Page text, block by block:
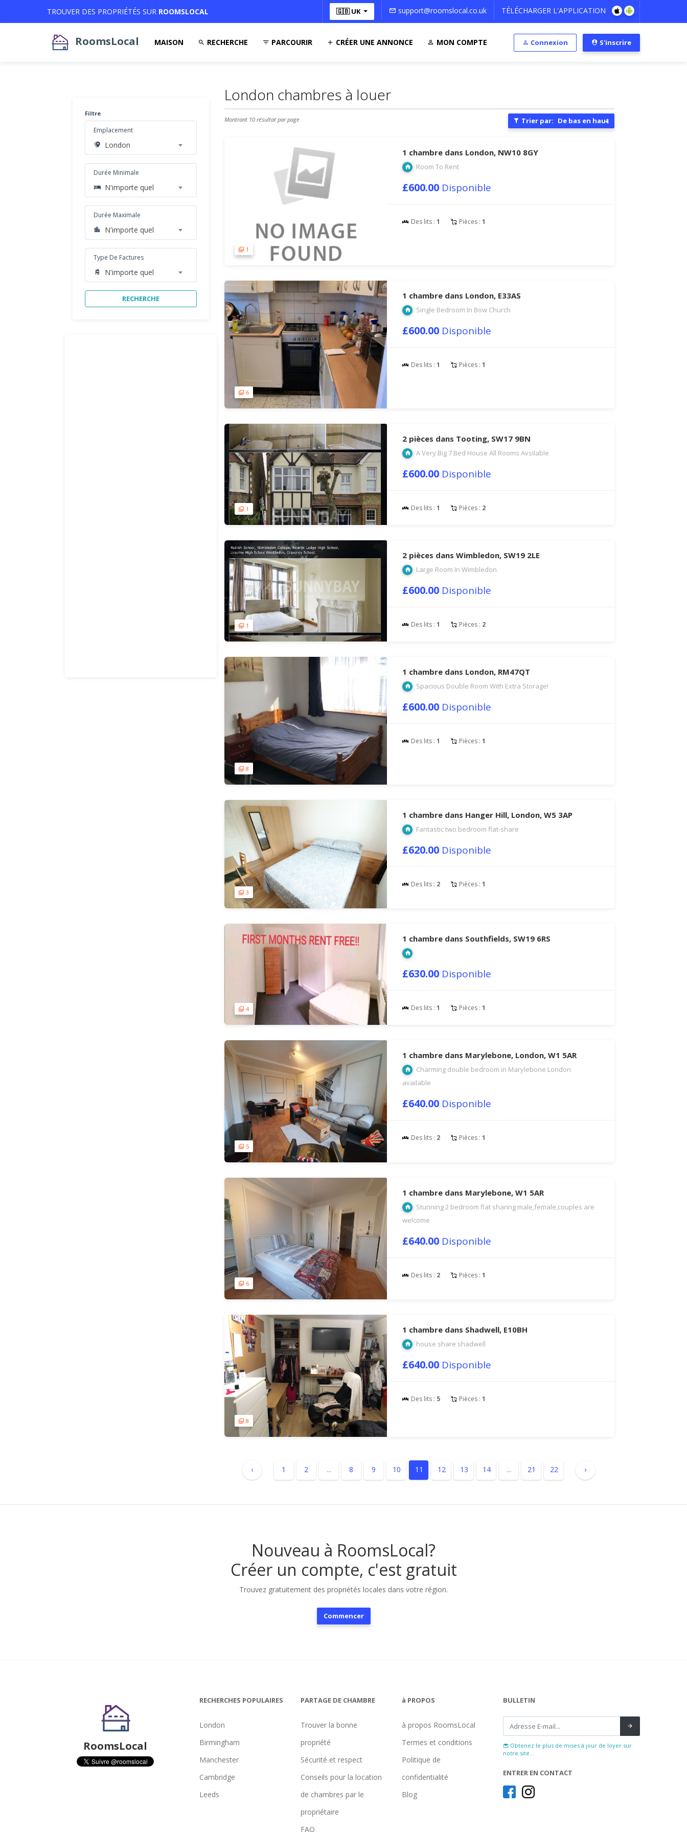
TROUVER DES PROPRIÉTÉS SUR ROOMSLOCAL 🇬🇧 UK support@roomslocal.co.uk TÉLÉCHARGER L'APPLICATION
RoomsLocal MAISON RECHERCHE PARCOURIR CRÉER UNE ANNONCE MON COMPTE Connexion S'inscrire
Filtre
Emplacement
London
Durée Minimale
N'importe quel
Durée Maximale
N'importe quel
Type De Factures
N'importe quel
RECHERCHE
London chambres à louer
Montrant 10 résultat par page Trier par: De bas en haut
1
1 chambre dans London, NW10 8GY
Room To Rent
£600.00 Disponible
Des lits :1 Pièces :1
6
1 chambre dans London, E33AS
Single Bedroom In Bow Church
£600.00 Disponible
Des lits :1 Pièces :1
1
2 pièces dans Tooting, SW17 9BN
A Very Big 7 Bed House All Rooms Avsilable
£600.00 Disponible
Des lits :1 Pièces : 2
1
2 pièces dans Wimbledon, SW19 2LE
Large Room In Wimbledon
£600.00 Disponible
Des lits :1 Pièces : 2
8
1 chambre dans London, RM47QT
Spacious Double Room With Extra Storage!
£600.00 Disponible
Des lits :1 Pièces :1
3
1 chambre dans Hanger Hill, London, W5 3AP
Fantastic two bedroom flat-share
£620.00 Disponible
Des lits : 2 Pièces :1
4
1 chambre dans Southfields, SW19 6RS
£630.00 Disponible
Des lits :1 Pièces :1
5
1 chambre dans Marylebone, London, W1 5AR
Charming double bedroom in Marylebone London
available
£640.00 Disponible
Des lits : 2 Pièces :1
6
1 chambre dans Marylebone, W1 5AR
Stunning 2 bedroom flat sharing male,female,couples are
welcome
£640.00 Disponible
Des lits : 2 Pièces :1
8
1 chambre dans Shadwell, E10BH
house share shadwell
£640.00 Disponible
Des lits : 5 Pièces :1
‹ 1 2 ... 8 9 10 11 12 13 14 ... 21 22 ›
Nouveau à RoomsLocal?
Créer un compte, c'est gratuit
Trouvez gratuitement des propriétés locales dans votre région.
Commencer
RoomsLocal
RECHERCHES POPULAIRES
London
Birmingham
Manchester
Cambridge
Leeds
PARTAGE DE CHAMBRE
Trouver la bonne
propriété
Sécurité et respect
Conseils pour la location
de chambres par le
propriétaire
FAQ
à PROPOS
à propos RoomsLocal
Termes et conditions
Politique de
confidentialité
Blog
BULLETIN
Obtenez le plus de mises à jour de loyer sur
notre site...
ENTRER EN CONTACT